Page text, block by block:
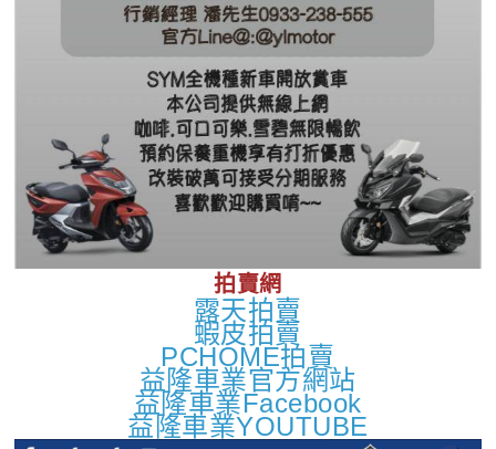
拍賣網
露天拍賣
蝦皮拍賣
PCHOME拍賣
益隆車業官方網站
益隆車業Facebook
益隆車業YOUTUBE